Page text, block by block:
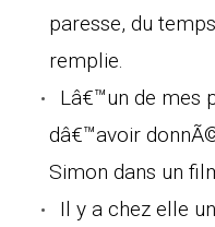
paresse, du
remplie.
Lâ€™un de mes
dâ€™avoir
Simon dans un
Il y a chez elle